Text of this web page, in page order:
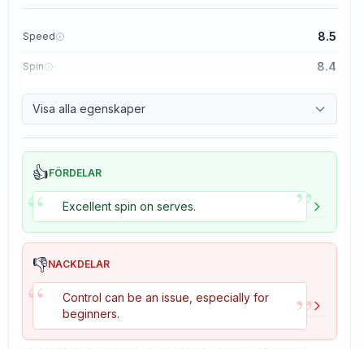
Speed 8.5
Spin 8.4
Visa alla egenskaper
👍FÖRDELAR
“ Excellent spin on serves. ”
👎NACKDELAR
“
Control can be an issue, especially for
beginners.
”